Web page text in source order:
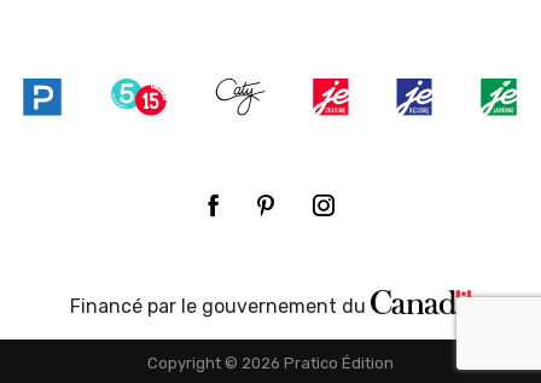
Financé par le gouvernement du
Copyright © 2026 Pratico Édition